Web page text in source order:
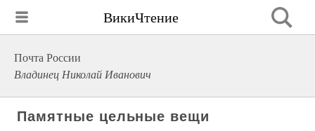
ВикиЧтение
Почта России
Владинец Николай Иванович
Памятные цельные вещи